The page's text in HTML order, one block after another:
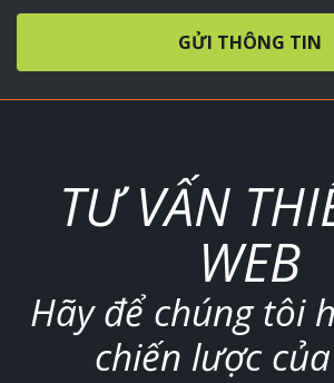
GỬI THÔNG TIN
TƯ VẤN
WEB
Hãy để chúng tôi
chiến lược